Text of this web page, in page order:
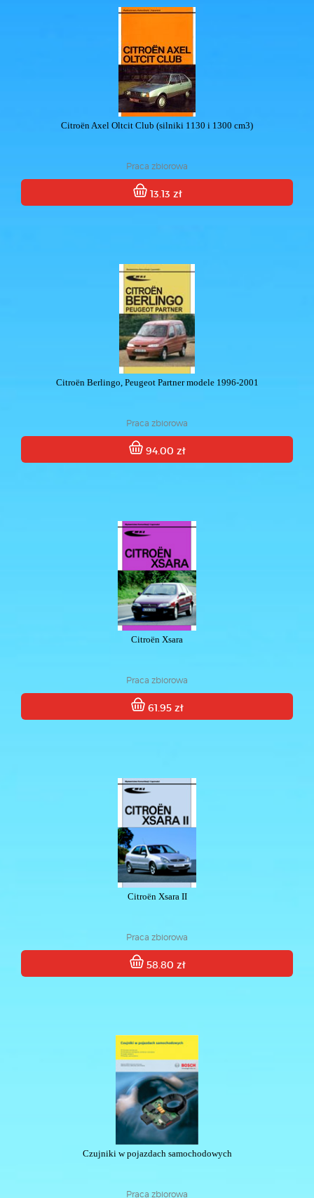
Citroën Axel Oltcit Club (silniki 1130 i 1300 cm3)
Praca zbiorowa
13.13 zł
Citroën Berlingo, Peugeot Partner modele 1996-2001
Praca zbiorowa
94.00 zł
Citroën Xsara
Praca zbiorowa
61.95 zł
Citroën Xsara II
Praca zbiorowa
58.80 zł
Czujniki w pojazdach samochodowych
Praca zbiorowa